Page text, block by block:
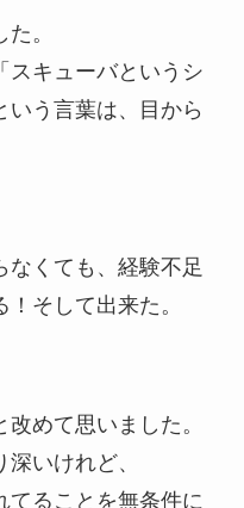
。
スキューバというシ
いう言葉は、目から
なくても、経験不足
そして出来た。
めて思いました。
いけれど、
てることを無条件に